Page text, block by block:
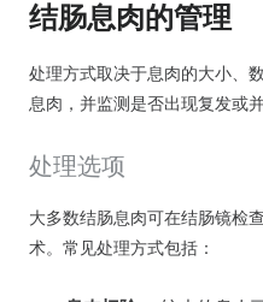
结肠息肉的管理
处理方式取决于息肉的大小、
息肉，并监测是否出现复发或并
处理选项
大多数结肠息肉可在结肠镜检
术。常见处理方式包括：